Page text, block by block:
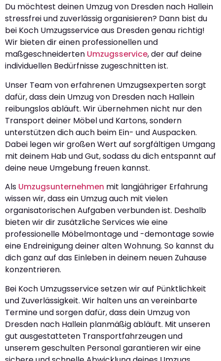
Du möchtest deinen Umzug von Dresden nach Hallein
stressfrei und zuverlässig organisieren? Dann bist du
bei Koch Umzugsservice aus Dresden genau richtig!
Wir bieten dir einen professionellen und
maßgeschneiderten Umzugsservice, der auf deine
individuellen Bedürfnisse zugeschnitten ist.
Unser Team von erfahrenen Umzugsexperten sorgt
dafür, dass dein Umzug von Dresden nach Hallein
reibungslos abläuft. Wir übernehmen nicht nur den
Transport deiner Möbel und Kartons, sondern
unterstützen dich auch beim Ein- und Auspacken.
Dabei legen wir großen Wert auf sorgfältigen Umgang
mit deinem Hab und Gut, sodass du dich entspannt auf
deine neue Umgebung freuen kannst.
Als Umzugsunternehmen mit langjähriger Erfahrung
wissen wir, dass ein Umzug auch mit vielen
organisatorischen Aufgaben verbunden ist. Deshalb
bieten wir dir zusätzliche Services wie eine
professionelle Möbelmontage und -demontage sowie
eine Endreinigung deiner alten Wohnung. So kannst du
dich ganz auf das Einleben in deinem neuen Zuhause
konzentrieren.
Bei Koch Umzugsservice setzen wir auf Pünktlichkeit
und Zuverlässigkeit. Wir halten uns an vereinbarte
Termine und sorgen dafür, dass dein Umzug von
Dresden nach Hallein planmäßig abläuft. Mit unseren
gut ausgestatteten Transportfahrzeugen und
unserem geschulten Personal garantieren wir eine